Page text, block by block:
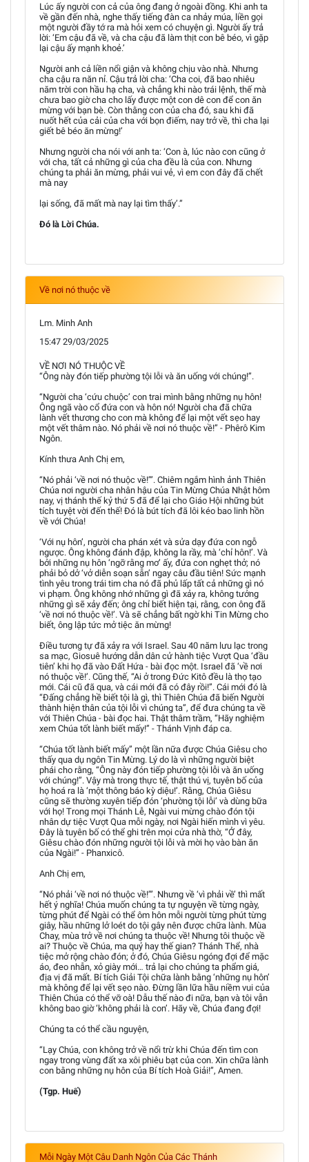
Lúc ấy người con cả của ông đang ở ngoài đồng. Khi anh ta
về gần đến nhà, nghe thấy tiếng đàn ca nhảy múa, liền gọi
một người đầy tớ ra mà hỏi xem có chuyện gì. Người ấy trả
lời: ‘Em cậu đã về, và cha cậu đã làm thịt con bê béo, vì gặp
lại cậu ấy mạnh khoẻ.’
Người anh cả liền nổi giận và không chịu vào nhà. Nhưng
cha cậu ra năn nỉ. Cậu trả lời cha: ‘Cha coi, đã bao nhiêu
năm trời con hầu hạ cha, và chẳng khi nào trái lệnh, thế mà
chưa bao giờ cha cho lấy được một con dê con để con ăn
mừng với bạn bè. Còn thằng con của cha đó, sau khi đã
nuốt hết của cải của cha với bọn điếm, nay trở về, thì cha lại
giết bê béo ăn mừng!’
Nhưng người cha nói với anh ta: ‘Con à, lúc nào con cũng ở
với cha, tất cả những gì của cha đều là của con. Nhưng
chúng ta phải ăn mừng, phải vui vẻ, vì em con đây đã chết
mà nay
lại sống, đã mất mà nay lại tìm thấy’.”
Đó là Lời Chúa.
Về nơi nó thuộc về
Lm. Minh Anh
15:47 29/03/2025
VỀ NƠI NÓ THUỘC VỀ
“Ông này đón tiếp phường tội lỗi và ăn uống với chúng!”.
“Người cha ‘cứu chuộc’ con trai mình bằng những nụ hôn!
Ông ngã vào cổ đứa con và hôn nó! Người cha đã chữa
lành vết thương cho con mà không để lại một vết sẹo hay
một vết thâm nào. Nó phải về nơi nó thuộc về!” - Phêrô Kim
Ngôn.
Kính thưa Anh Chị em,
“Nó phải ‘về nơi nó thuộc về!’”. Chiêm ngắm hình ảnh Thiên
Chúa nơi người cha nhân hậu của Tin Mừng Chúa Nhật hôm
nay, vị thánh thế kỷ thứ 5 đã để lại cho Giáo Hội những bút
tích tuyệt vời đến thế! Đó là bút tích đã lôi kéo bao linh hồn
về với Chúa!
‘Với nụ hôn’, người cha phán xét và sửa dạy đứa con ngỗ
ngược. Ông không đánh đập, không la rầy, mà ‘chỉ hôn!’. Và
bởi những nụ hôn ‘ngỡ rằng mơ’ ấy, đứa con nghẹt thở; nó
phải bỏ dở ‘vở diễn soạn sẵn’ ngay câu đầu tiên! Sức mạnh
tình yêu trong trái tim cha nó đã phủ lấp tất cả những gì nó
vi phạm. Ông không nhớ những gì đã xảy ra, không tưởng
những gì sẽ xảy đến; ông chỉ biết hiện tại, rằng, con ông đã
‘về nơi nó thuộc về!’. Và sẽ chẳng bất ngờ khi Tin Mừng cho
biết, ông lập tức mở tiệc ăn mừng!
Điều tương tự đã xảy ra với Israel. Sau 40 năm lưu lạc trong
sa mạc, Giosuê hướng dẫn dân cử hành tiệc Vượt Qua ‘đầu
tiên’ khi họ đã vào Đất Hứa - bài đọc một. Israel đã ‘về nơi
nó thuộc về!’. Cũng thế, “Ai ở trong Đức Kitô đều là thọ tạo
mới. Cái cũ đã qua, và cái mới đã có đây rồi!”. Cái mới đó là
“Đấng chẳng hề biết tội là gì, thì Thiên Chúa đã biến Người
thành hiện thân của tội lỗi vì chúng ta”, để đưa chúng ta về
với Thiên Chúa - bài đọc hai. Thật thâm trầm, “Hãy nghiệm
xem Chúa tốt lành biết mấy!” - Thánh Vịnh đáp ca.
“Chúa tốt lành biết mấy” một lần nữa được Chúa Giêsu cho
thấy qua dụ ngôn Tin Mừng. Lý do là vì những người biệt
phái cho rằng, “Ông này đón tiếp phường tội lỗi và ăn uống
với chúng!”. Vậy mà trong thực tế, thật thú vị, tuyên bố của
họ hoá ra là ‘một thông báo kỳ diệu!’. Rằng, Chúa Giêsu
cũng sẽ thường xuyên tiếp đón ‘phường tội lỗi’ và dùng bữa
với họ! Trong mọi Thánh Lễ, Ngài vui mừng chào đón tội
nhân dự tiệc Vượt Qua mỗi ngày, nơi Ngài hiến mình vì yêu.
Đây là tuyên bố có thể ghi trên mọi cửa nhà thờ, “Ở đây,
Giêsu chào đón những người tội lỗi và mời họ vào bàn ăn
của Ngài!” - Phanxicô.
Anh Chị em,
“Nó phải ‘về nơi nó thuộc về!’”. Nhưng về ‘vì phải về’ thì mất
hết ý nghĩa! Chúa muốn chúng ta tự nguyện về từng ngày,
từng phút để Ngài có thể ôm hôn mỗi người từng phút từng
giây, hầu những lở loét do tội gây nên được chữa lành. Mùa
Chay, mùa trở về nơi chúng ta thuộc về! Nhưng tôi thuộc về
ai? Thuộc về Chúa, ma quỷ hay thế gian? Thánh Thể, nhà
tiệc mở rộng chào đón; ở đó, Chúa Giêsu ngóng đợi để mặc
áo, đeo nhẫn, xỏ giày mới… trả lại cho chúng ta phẩm giá,
địa vị đã mất. Bí tích Giải Tội chữa lành bằng ‘những nụ hôn’
mà không để lại vết sẹo nào. Đừng lần lữa hầu niềm vui của
Thiên Chúa có thể vỡ oà! Dẫu thế nào đi nữa, bạn và tôi vẫn
không bao giờ ‘không phải là con’. Hãy về, Chúa đang đợi!
Chúng ta có thể cầu nguyện,
“Lạy Chúa, con không trở về nổi trừ khi Chúa đến tìm con
ngay trong vùng đất xa xôi phiêu bạt của con. Xin chữa lành
con bằng những nụ hôn của Bí tích Hoà Giải!”, Amen.
(Tgp. Huế)
Mỗi Ngày Một Câu Danh Ngôn Của Các Thánh